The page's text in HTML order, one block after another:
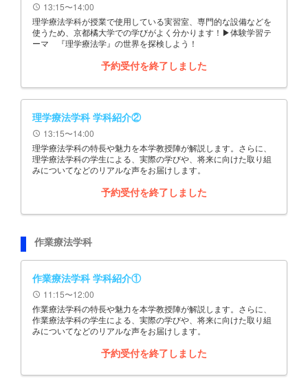
schedule 13:15〜14:00
理学療法学科が授業で使用している実習室、専門的な設備などを
使うため、京都橘大学での学びがよく分かります！▶体験学習テ
ーマ 『理学療法学』の世界を探検しよう！
予約受付を終了しました
理学療法学科 学科紹介②
schedule 13:15〜14:00
理学療法学科の特長や魅力を本学教授陣が解説します。さらに、
理学療法学科の学生による、実際の学びや、将来に向けた取り組
みについてなどのリアルな声をお届けします。
予約受付を終了しました
作業療法学科
作業療法学科 学科紹介①
schedule 11:15〜12:00
作業療法学科の特長や魅力を本学教授陣が解説します。さらに、
作業療法学科の学生による、実際の学びや、将来に向けた取り組
みについてなどのリアルな声をお届けします。
予約受付を終了しました